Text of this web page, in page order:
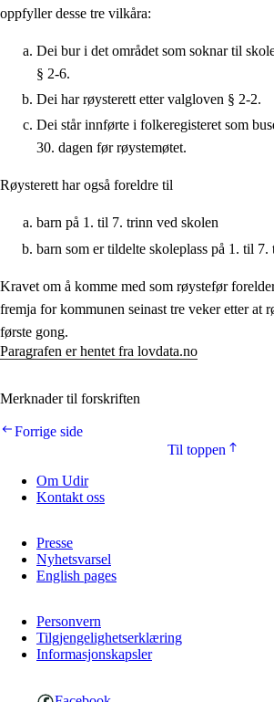
oppfyller desse tre vilkåra:
Dei bur i det området som soknar til
§ 2-6.
Dei har røysterett etter valgloven § 2-2.
Dei står innførte i folkeregisteret som
30. dagen før røystemøtet.
Røysterett har også foreldre til
barn på 1. til 7. trinn ved skolen
barn som er tildelte skoleplass på 1. til 7.
Kravet om å komme med som røystefør
fremja for kommunen seinast tre veker etter at
første gong.
Paragrafen er hentet fra lovdata.no
Merknader til forskriften
Forrige side
Til toppen
Om Udir
Kontakt oss
Presse
Nyhetsvarsel
English pages
Personvern
Tilgjengelighetserklæring
Informasjonskapsler